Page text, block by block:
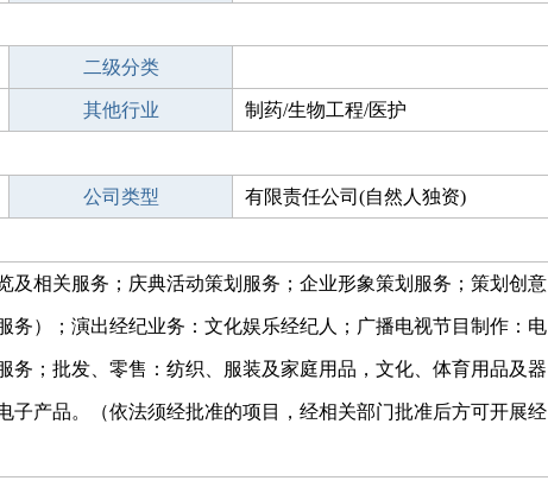
二级分类
其他行业 制药/生物工程/医护
公司类型 有限责任公司(自然人独资)
相关服务；庆典活动策划服务；企业形象策划服务；策划创意
）；演出经纪业务：文化娱乐经纪人；广播电视节目制作：电
；批发、零售：纺织、服装及家庭用品，文化、体育用品及器
产品。（依法须经批准的项目，经相关部门批准后方可开展经